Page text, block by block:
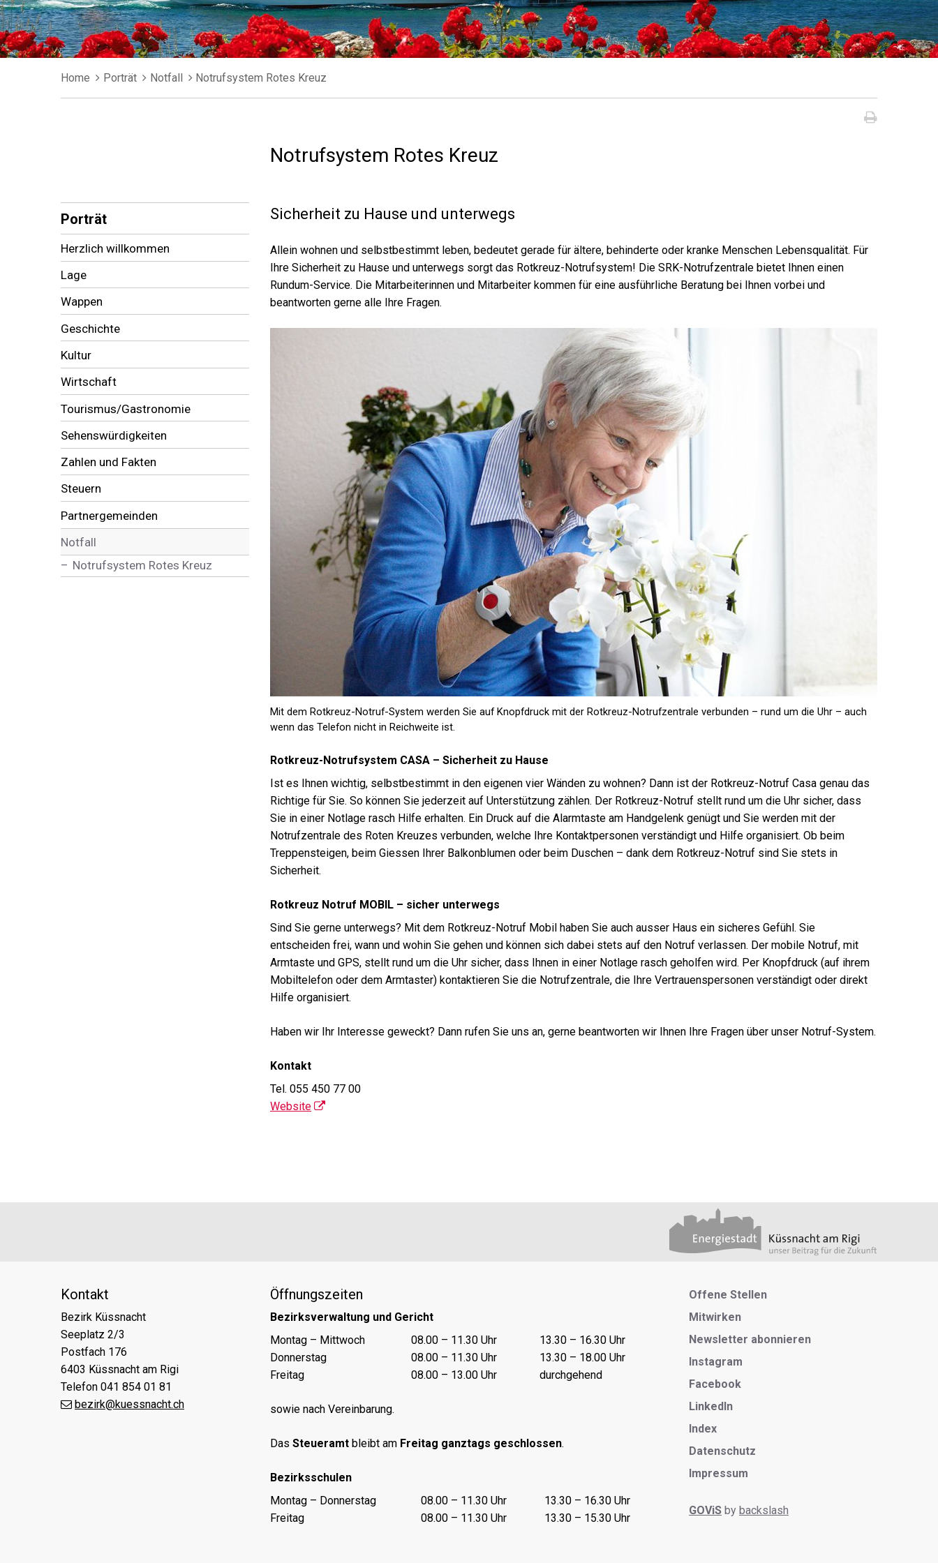
Breadcrumb
Home Porträt Notfall Notrufsystem Rotes Kreuz
Subnavigation
Porträt
Herzlich willkommen
Lage
Wappen
Geschichte
Kultur
Wirtschaft
Tourismus/Gastronomie
Sehenswürdigkeiten
Zahlen und Fakten
Steuern
Partnergemeinden
Notfall
Notrufsystem Rotes Kreuz
Notrufsystem Rotes Kreuz
Sicherheit zu Hause und unterwegs
Allein wohnen und selbstbestimmt leben, bedeutet gerade für ältere, behinderte oder kranke Menschen Lebensqualität. Für
Ihre Sicherheit zu Hause und unterwegs sorgt das Rotkreuz-Notrufsystem! Die SRK-Notrufzentrale bietet Ihnen einen
Rundum-Service. Die Mitarbeiterinnen und Mitarbeiter kommen für eine ausführliche Beratung bei Ihnen vorbei und
beantworten gerne alle Ihre Fragen.
Mit dem Rotkreuz-Notruf-System werden Sie auf Knopfdruck mit der Rotkreuz-Notrufzentrale verbunden – rund um die Uhr – auch
wenn das Telefon nicht in Reichweite ist.
Rotkreuz-Notrufsystem CASA – Sicherheit zu Hause
Ist es Ihnen wichtig, selbstbestimmt in den eigenen vier Wänden zu wohnen? Dann ist der Rotkreuz-Notruf Casa genau das
Richtige für Sie. So können Sie jederzeit auf Unterstützung zählen. Der Rotkreuz-Notruf stellt rund um die Uhr sicher, dass
Sie in einer Notlage rasch Hilfe erhalten. Ein Druck auf die Alarmtaste am Handgelenk genügt und Sie werden mit der
Notrufzentrale des Roten Kreuzes verbunden, welche Ihre Kontaktpersonen verständigt und Hilfe organisiert. Ob beim
Treppensteigen, beim Giessen Ihrer Balkonblumen oder beim Duschen – dank dem Rotkreuz-Notruf sind Sie stets in
Sicherheit.
Rotkreuz Notruf MOBIL – sicher unterwegs
Sind Sie gerne unterwegs? Mit dem Rotkreuz-Notruf Mobil haben Sie auch ausser Haus ein sicheres Gefühl. Sie
entscheiden frei, wann und wohin Sie gehen und können sich dabei stets auf den Notruf verlassen. Der mobile Notruf, mit
Armtaste und GPS, stellt rund um die Uhr sicher, dass Ihnen in einer Notlage rasch geholfen wird. Per Knopfdruck (auf ihrem
Mobiltelefon oder dem Armtaster) kontaktieren Sie die Notrufzentrale, die Ihre Vertrauenspersonen verständigt oder direkt
Hilfe organisiert.
Haben wir Ihr Interesse geweckt? Dann rufen Sie uns an, gerne beantworten wir Ihnen Ihre Fragen über unser Notruf-System.
Kontakt
Tel. 055 450 77 00
Website
Kontakt
Bezirk Küssnacht
Seeplatz 2/3
Postfach 176
6403 Küssnacht am Rigi
Telefon 041 854 01 81
bezirk@kuessnacht.ch
Öffnungszeiten
Bezirksverwaltung und Gericht
TagÖffnungszeiten VormittagÖffnungszeiten Nachmittag
Montag – Mittwoch 08.00 – 11.30 Uhr
13.30 – 16.30 Uhr
Donnerstag
08.00 – 11.30 Uhr
13.30 – 18.00 Uhr
Freitag
08.00 – 13.00 Uhr durchgehend
sowie nach Vereinbarung.
Das Steueramt bleibt am Freitag ganztags geschlossen.
Bezirksschulen
TagÖffnungszeiten VormittagÖffnungszeiten Nachmittag
Montag – Donnerstag 08.00 – 11.30 Uhr
13.30 – 16.30 Uhr
Freitag
08.00 – 11.30 Uhr 13.30 – 15.30 Uhr
Metanavigation
Offene Stellen
Mitwirken
Newsletter abonnieren
Instagram
Facebook
LinkedIn
Index
Datenschutz
Impressum
GOViS by backslash